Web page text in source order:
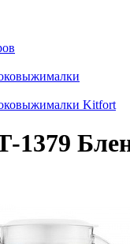
Kitfort